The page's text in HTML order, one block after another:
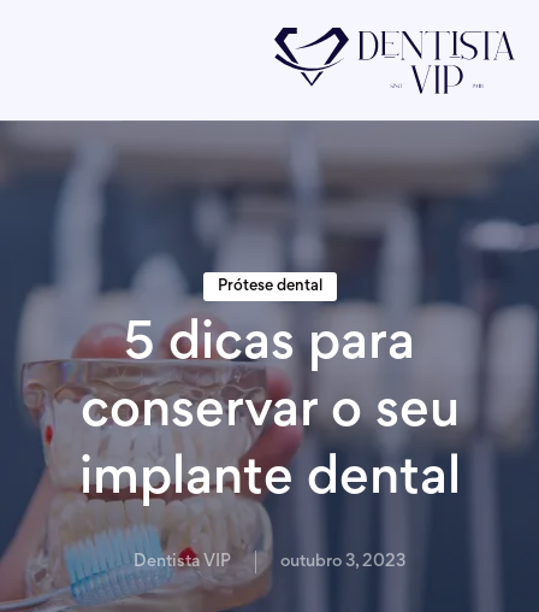
Prótese dental
5 dicas para
conservar o seu
implante dental
Dentista VIP outubro 3, 2023